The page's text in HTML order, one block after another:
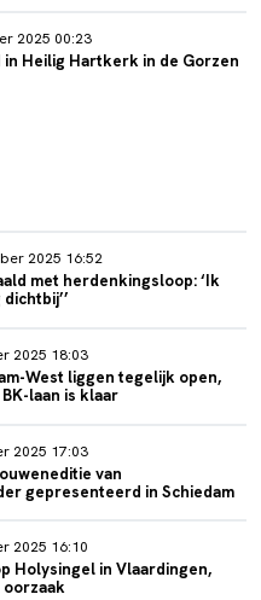
2025 00:23
Heilig Hartkerk in de Gorzen
2025 16:52
met herdenkingsloop: ‘Ik
2025 18:03
West liggen tegelijk open,
laan is klaar
2025 17:03
van
gepresenteerd in Schiedam
2025 16:10
Holysingel in Vlaardingen,
oorzaak